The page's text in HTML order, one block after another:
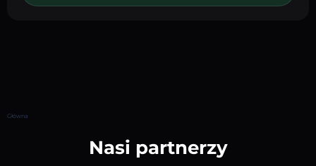
Główna
Nasi partnerzy